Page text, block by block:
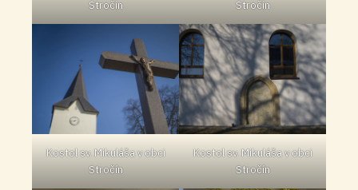
Stročín Stročín
Kostol sv. Mikuláša v obci
Stročín
Kostol sv. Mikuláša v obci
Stročín